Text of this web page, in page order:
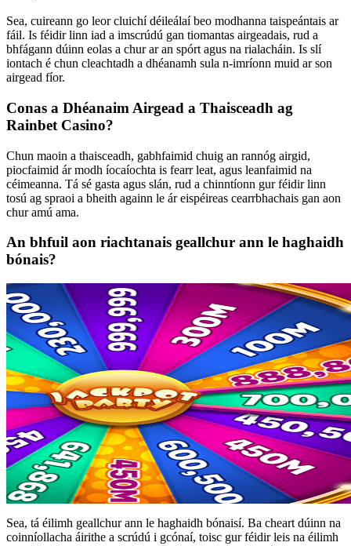
Sea, cuireann go leor cluichí déileálaí beo modhanna taispeántais ar
fáil. Is féidir linn iad a imscrúdú gan tiomantas airgeadais, rud a
bhfágann dúinn eolas a chur ar an spórt agus na rialacháin. Is slí
iontach é chun cleachtadh a dhéanamh sula n-imríonn muid ar son
airgead fíor.
Conas a Dhéanaim Airgead a Thaisceadh ag
Rainbet Casino?
Chun maoin a thaisceadh, gabhfaimid chuig an rannóg airgid,
piocfaimid ár modh íocaíochta is fearr leat, agus leanfaimid na
céimeanna. Tá sé gasta agus slán, rud a chinntíonn gur féidir linn
tosú ag spraoi a bheith againn le ár eispéireas cearrbhachais gan aon
chur amú ama.
An bhfuil aon riachtanais geallchur ann le haghaidh
bónais?
Sea, tá éilimh geallchur ann le haghaidh bónaisí. Ba cheart dúinn na
coinníollacha áirithe a scrúdú i gcónaí, toisc gur féidir leis na éilimh